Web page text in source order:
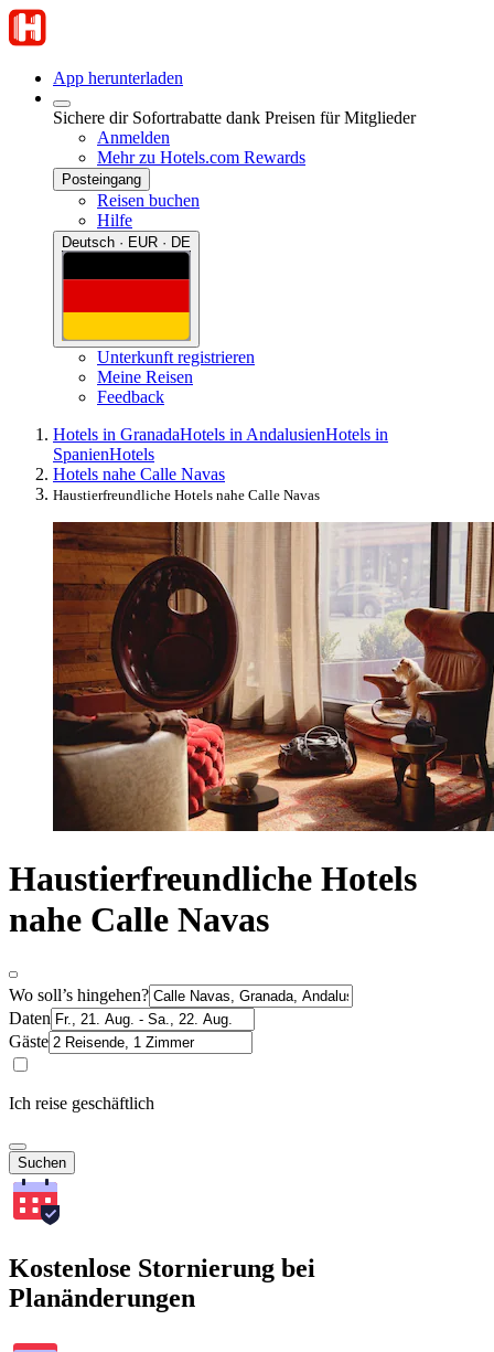
App herunterladen
Sichere dir Sofortrabatte dank Preisen für Mitglieder
Anmelden
Mehr zu Hotels.com Rewards
Posteingang
Reisen buchen
Hilfe
Deutsch · EUR · DE
Unterkunft registrieren
Meine Reisen
Feedback
Hotels in GranadaHotels in AndalusienHotels in
SpanienHotels
Hotels nahe Calle Navas
Haustierfreundliche Hotels nahe Calle Navas
Haustierfreundliche Hotels
nahe Calle Navas
Wo soll’s hingehen?
Daten
Gäste
Ich reise geschäftlich
Suchen
Kostenlose Stornierung bei
Planänderungen